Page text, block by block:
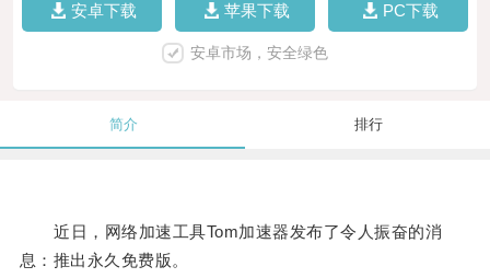
安卓下载 苹果下载 PC下载
安卓市场，安全绿色
简介 排行
近日，网络加速工具Tom加速器发布了令人振奋的消
息：推出永久免费版。